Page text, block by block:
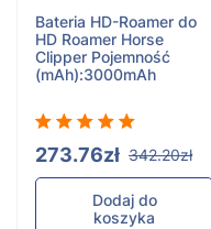
Bateria HD-Roamer do
HD Roamer Horse
Clipper Pojemność
(mAh):3000mAh
273.76zł 342.20zł
Dodaj do
koszyka